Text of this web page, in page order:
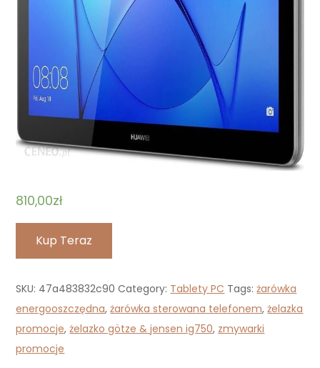
810,00zł
Kup Teraz
SKU: 47a483832c90 Category: Tablety PC Tags:żarówka
energooszczędna,żarówka sterowana telefonem,żelazka
promocje,żelazko götze & jensen ig750, zmywarki
promocje